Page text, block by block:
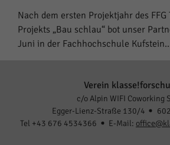
Nach dem ersten Projektjahr des FFG
Projekts „Bau schlau“ bot unser
Juni in der Fachhochschule
Verein
c/o Alpin WIFI Coworking
Egger-Lienz-Straße 130/4
Tel +43 676 4534366
E-Mail: